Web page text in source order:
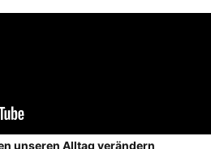
unseren Alltag verändern